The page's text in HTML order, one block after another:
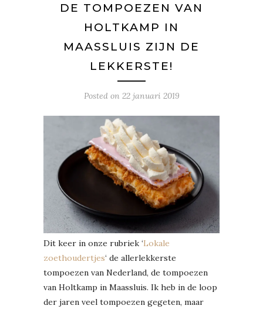
DE TOMPOEZEN VAN
HOLTKAMP IN
MAASSLUIS ZIJN DE
LEKKERSTE!
Posted on 22 januari 2019
Dit keer in onze rubriek ‘Lokale
zoethoudertjes‘ de allerlekkerste
tompoezen van Nederland, de tompoezen
van Holtkamp in Maassluis. Ik heb in de loop
der jaren veel tompoezen gegeten, maar